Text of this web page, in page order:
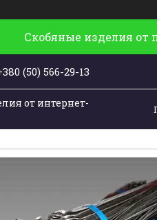
Скобяные изделия от
(50) 566-29-13
от интернет-